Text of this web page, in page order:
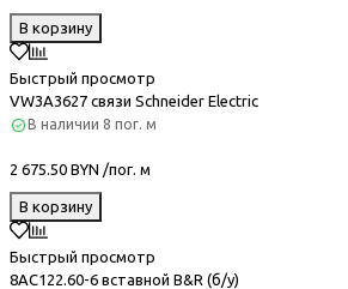
В корзину
Быстрый просмотр
VW3A3627 связи Schneider Electric
В наличии 8 пог. м
2 675.50 BYN /пог. м
В корзину
Быстрый просмотр
8AC122.60-6 вставной B&R (б/у)